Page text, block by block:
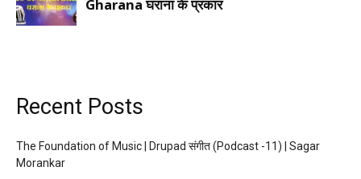
Recent Posts
The Foundation of Music | Drupad संगीत (Podcast -11) | Sagar
Morankar